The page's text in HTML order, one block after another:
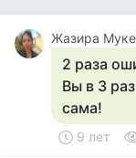
Жазира
2 раза
Вы в 3
сама!
9 лет